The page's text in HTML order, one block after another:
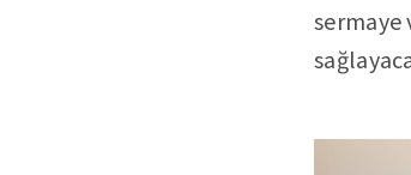
sermaye